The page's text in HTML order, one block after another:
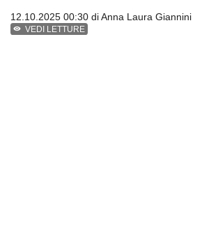
12.10.2025 00:30 diAnna Laura Giannini
VEDI LETTURE